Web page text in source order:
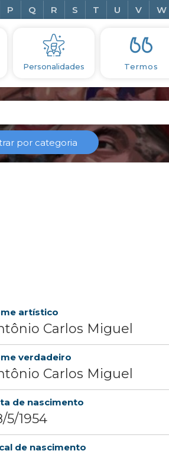
P Q R S T U V W
Personalidades Termos
artístico
Carlos Miguel
verdadeiro
Carlos Miguel
de nascimento
5/1954
de nascimento